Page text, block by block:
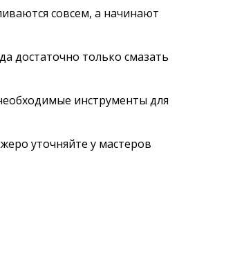
совсем, а начинают
достаточно только смазать
инструменты для
уточняйте у мастеров